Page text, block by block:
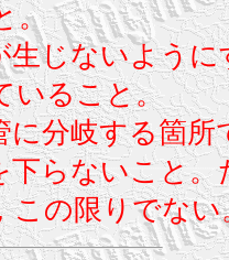
。
じないように
いること。
分岐する箇所
下らないこと
この限りでない